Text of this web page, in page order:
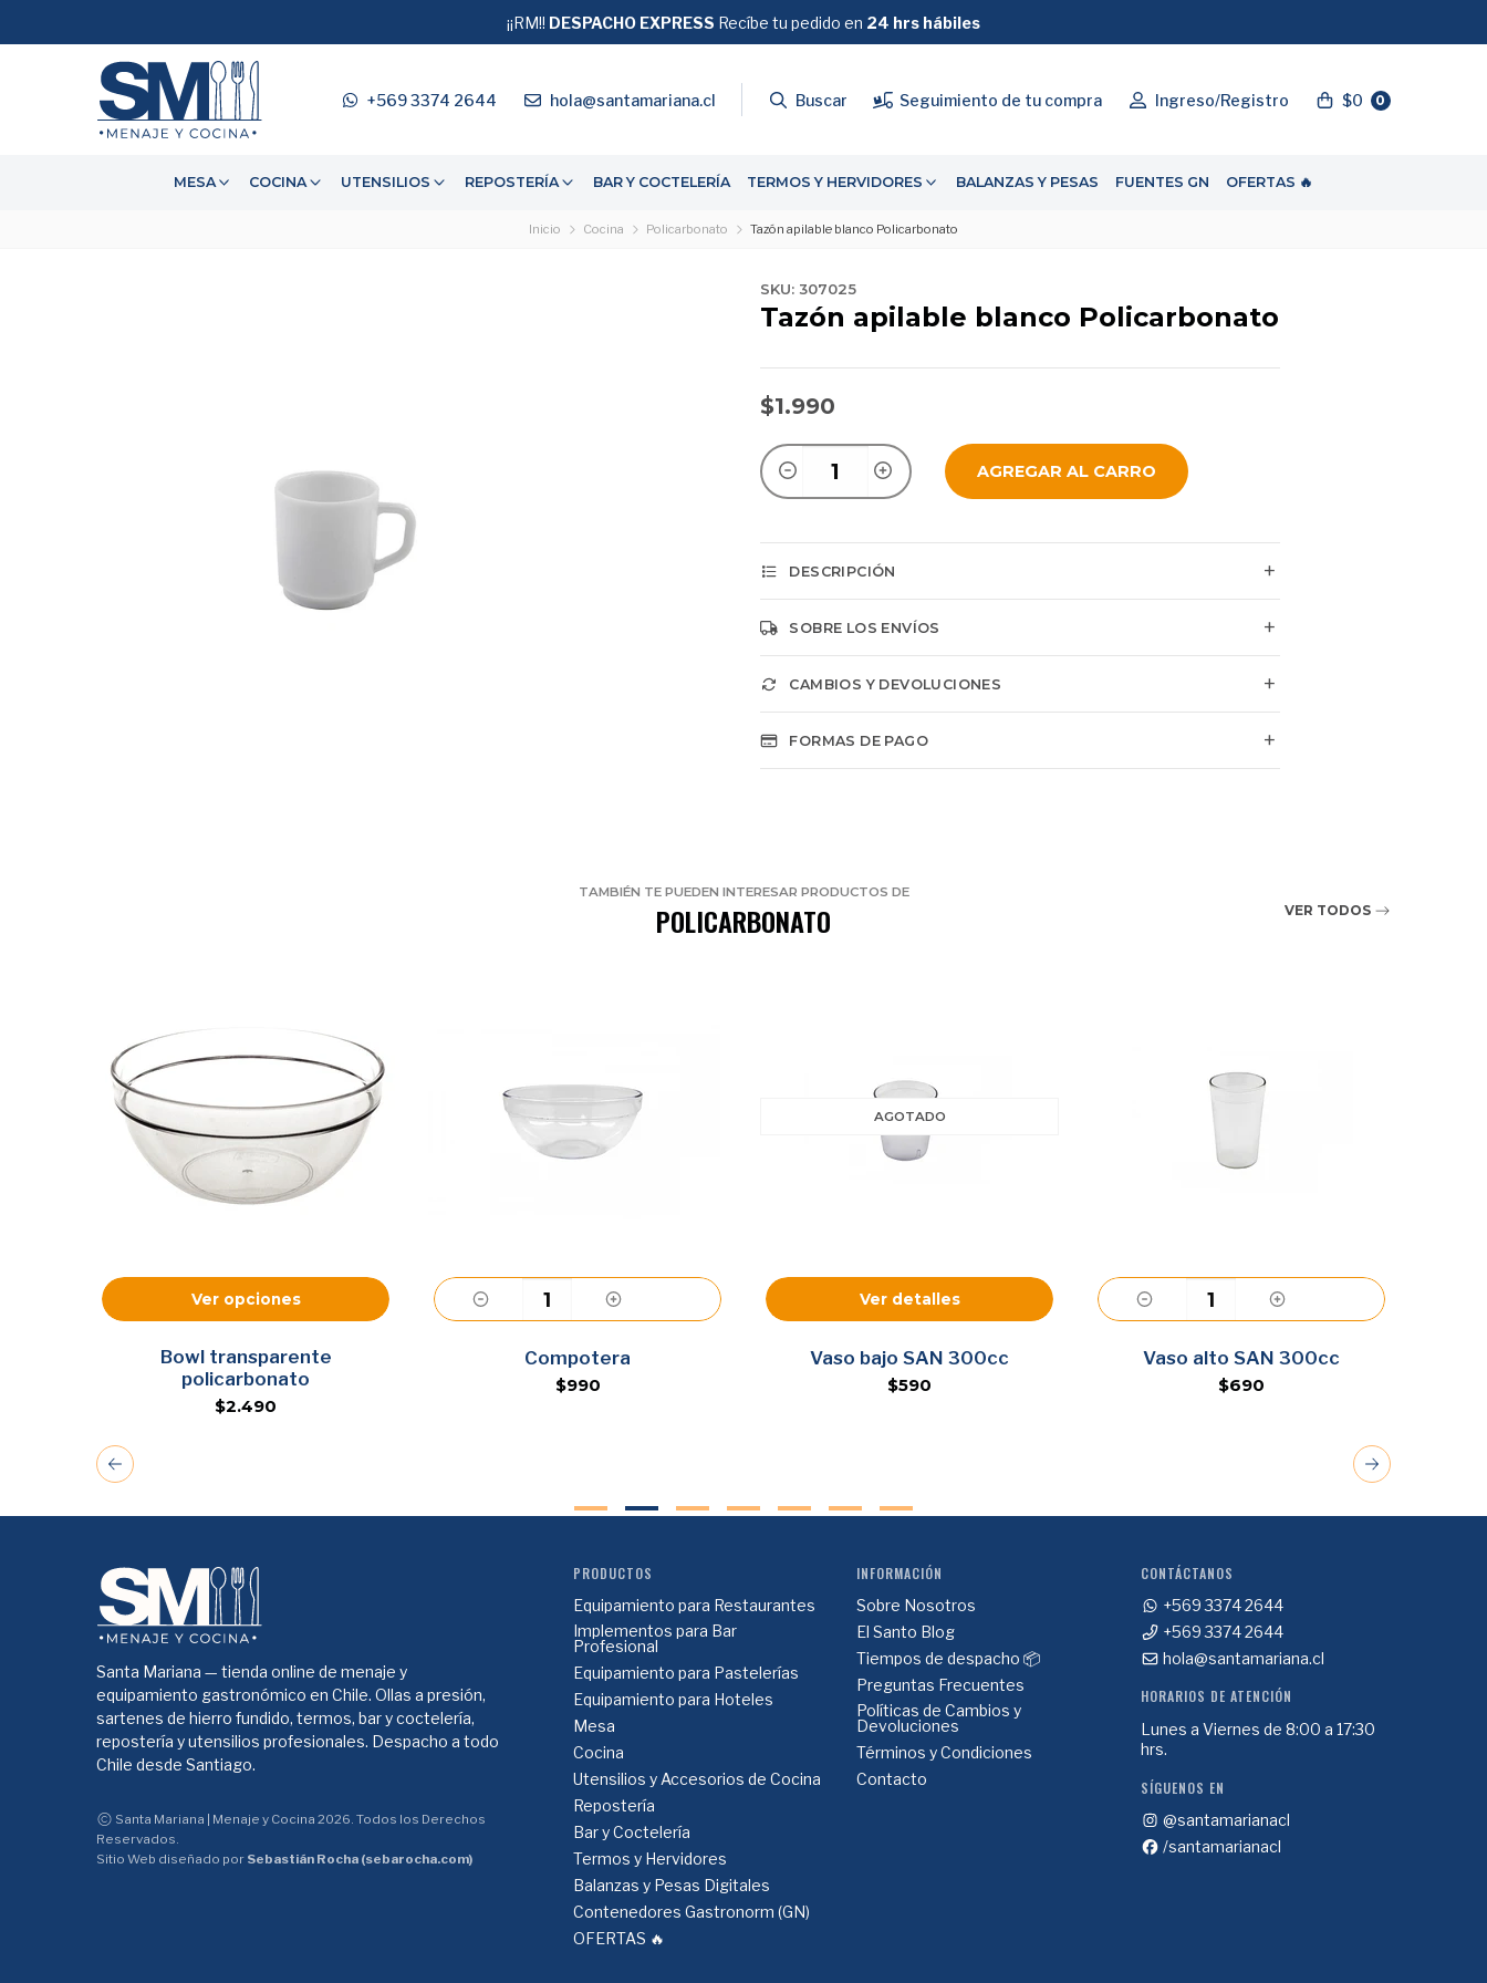
+569 3374 2644 hola@santamariana.cl Buscar Seguimiento de tu compra Ingreso/Registro $0 0
MESA COCINA UTENSILIOS REPOSTERÍA BAR Y COCTELERÍA TERMOS Y HERVIDORES BALANZAS Y PESAS FUENTES GN OFERTAS 🔥
GRATIS SOBRE $39.990
¡¡RM!! DESPACHO EXPRESS Recíbe tu pedido en 24 hrs hábiles
Inicio Cocina Policarbonato Tazón apilable blanco Policarbonato
SKU: 307025
Tazón apilable blanco Policarbonato
$1.990
AGREGAR AL CARRO
DESCRIPCIÓN
SOBRE LOS ENVÍOS
CAMBIOS Y DEVOLUCIONES
FORMAS DE PAGO
TAMBIÉN TE PUEDEN INTERESAR PRODUCTOS DE
POLICARBONATO VER TODOS
Ver opciones
Bowl transparente
policarbonato
$2.490
Agregar
Compotera
$990
Ver detalles
AGOTADO
Vaso bajo SAN 300cc
$590
Agregar
Vaso alto SAN 300cc
$690
Santa Mariana — tienda online de menaje y
equipamiento gastronómico en Chile. Ollas a presión,
sartenes de hierro fundido, termos, bar y coctelería,
repostería y utensilios profesionales. Despacho a todo
Chile desde Santiago.
Santa Mariana | Menaje y Cocina 2026. Todos los Derechos
Reservados.
Sitio Web diseñado por Sebastián Rocha (sebarocha.com)
PRODUCTOS
Equipamiento para Restaurantes
Implementos para Bar
Profesional
Equipamiento para Pastelerías
Equipamiento para Hoteles
Mesa
Cocina
Utensilios y Accesorios de Cocina
Repostería
Bar y Coctelería
Termos y Hervidores
Balanzas y Pesas Digitales
Contenedores Gastronorm (GN)
OFERTAS 🔥
INFORMACIÓN
Sobre Nosotros
El Santo Blog
Tiempos de despacho 📦
Preguntas Frecuentes
Políticas de Cambios y
Devoluciones
Términos y Condiciones
Contacto
CONTÁCTANOS
+569 3374 2644
+569 3374 2644
hola@santamariana.cl
HORARIOS DE ATENCIÓN
Lunes a Viernes de 8:00 a 17:30
hrs.
SÍGUENOS EN
@santamarianacl
/santamarianacl